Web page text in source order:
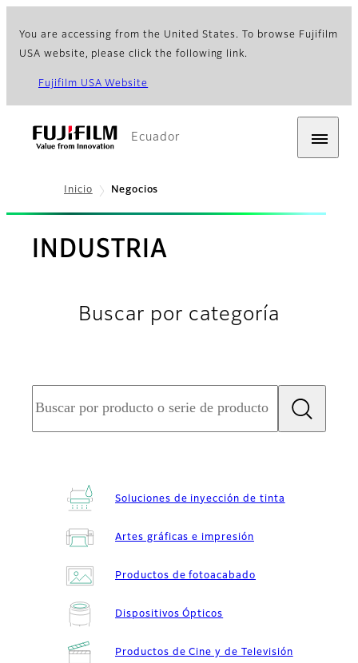
You are accessing from the United States. To browse Fujifilm
USA website, please click the following link.
Fujifilm USA Website
Ecuador
Inicio Negocios
INDUSTRIA
Buscar por categoría
Soluciones de inyección de tinta
Artes gráficas e impresión
Productos de fotoacabado
Dispositivos Ópticos
Productos de Cine y de Televisión